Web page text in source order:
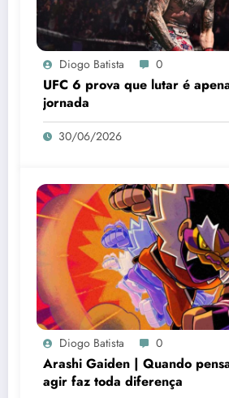
Diogo Batista 0
UFC 6 prova que lutar é
jornada
30/06/2026
Diogo Batista 0
Arashi Gaiden | Quando
agir faz toda diferença